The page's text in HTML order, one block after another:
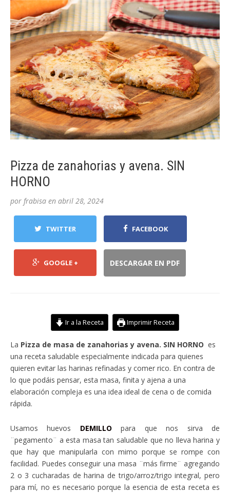
Pizza de zanahorias y avena. SIN
HORNO
por frabisa en abril 28, 2024
TWITTER FACEBOOK
GOOGLE + DESCARGAR EN PDF
Ir a la Receta Imprimir Receta
La Pizza de masa de zanahorias y avena. SIN HORNO es
una receta saludable especialmente indicada para quienes
quieren evitar las harinas refinadas y comer rico. En contra de
lo que podáis pensar, esta masa, finita y ajena a una
elaboración compleja es una idea ideal de cena o de comida
rápida.
Usamos huevos DEMILLO para que nos sirva de
¨pegamento¨ a esta masa tan saludable que no lleva harina y
que hay que manipularla con mimo porque se rompe con
facilidad. Puedes conseguir una masa ¨más firme¨ agregando
2 o 3 cucharadas de harina de trigo/arroz/trigo integral, pero
para mí, no es necesario porque la esencia de esta receta es